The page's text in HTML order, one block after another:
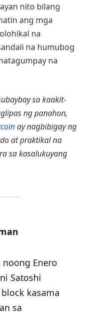
nito bilang
ang mga
na
na humubog
na
sa kaakit-
ng panahon,
ay nagbibigay ng
at praktikal na
sa kasalukuyang
Enero
Satoshi
kasama
sa